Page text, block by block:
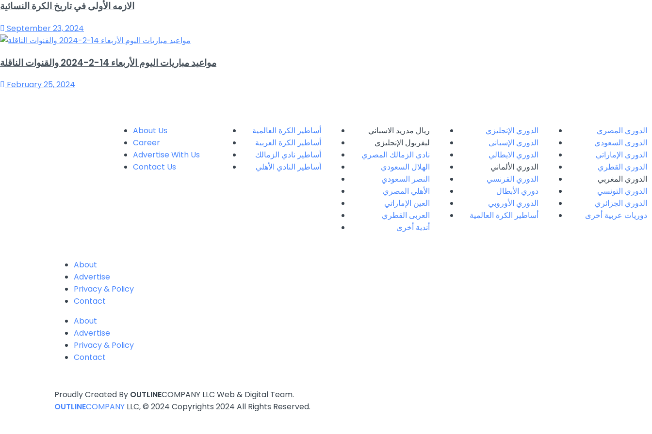
الازمه الأولى في تاريخ الكرة النسائية
September 23, 2024
مواعيد مباريات اليوم الأربعاء 14-2-2024 والقنوات الناقلة
February 25, 2024
About Us
Career
Advertise With Us
Contact Us
أساطير الكرة العالمية
أساطير الكرة العربية
أساطير نادي الزمالك
أساطير النادي الأهلي
ريال مدريد الاسباني
ليفربول الإنجليزي
نادي الزمالك المصري
الهلال السعودي
النصر السعودي
الأهلي المصري
العين الإماراتي
العربى القطري
أندية أخرى
الدوري الإنجليزي
الدوري الإسباني
الدوري الايطالي
الدوري الألماني
الدوري الفرنسي
دوري الأبطال
الدوري الأوروبي
أساطير الكرة العالمية
الدوري المصري
الدوري السعودي
الدوري الإماراتي
الدوري القطري
الدوري المغربي
الدوري التونسي
الدوري الجزائري
دوريات عربية أخرى
About
Advertise
Privacy & Policy
Contact
About
Advertise
Privacy & Policy
Contact
Proudly Created By OUTLINECOMPANY LLC Web & Digital Team.
OUTLINECOMPANY LLC, © 2024 Copyrights 2024 All Rights Reserved.